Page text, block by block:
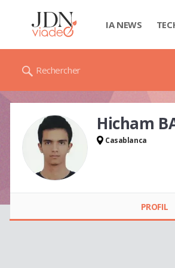
IA NEWS
Rechercher
Hicham BANA
Hicham
Casablanca
PROFIL